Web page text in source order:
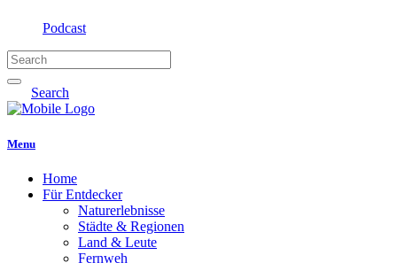
Podcast
Search
Menu
Home
Für Entdecker
Naturerlebnisse
Städte & Regionen
Land & Leute
Fernweh